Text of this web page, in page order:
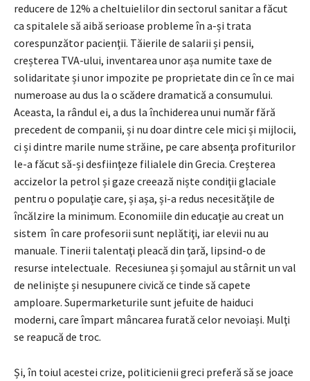
reducere de 12% a cheltuielilor din sectorul sanitar a făcut
ca spitalele să aibă serioase probleme în a-și trata
corespunzător pacienţii. Tăierile de salarii și pensii,
creșterea TVA-ului, inventarea unor așa numite taxe de
solidaritate și unor impozite pe proprietate din ce în ce mai
numeroase au dus la o scădere dramatică a consumului.
Aceasta, la rândul ei, a dus la închiderea unui număr fără
precedent de companii, și nu doar dintre cele mici și mijlocii,
ci și dintre marile nume străine, pe care absenţa profiturilor
le-a făcut să-și desfiinţeze filialele din Grecia. Creșterea
accizelor la petrol și gaze creează niște condiţii glaciale
pentru o populaţie care, și așa, și-a redus necesităţile de
încălzire la minimum. Economiile din educaţie au creat un
sistem în care profesorii sunt neplătiţi, iar elevii nu au
manuale. Tinerii talentaţi pleacă din ţară, lipsind-o de
resurse intelectuale. Recesiunea și șomajul au stârnit un val
de neliniște și nesupunere civică ce tinde să capete
amploare. Supermarketurile sunt jefuite de haiduci
moderni, care împart mâncarea furată celor nevoiași. Mulţi
se reapucă de troc.
Și, în toiul acestei crize, politicienii greci preferă să se joace